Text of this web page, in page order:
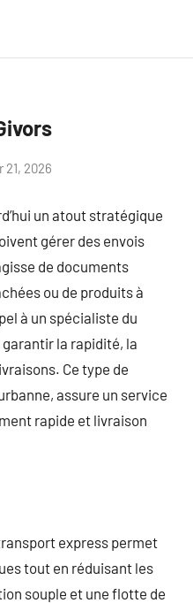
21, 2026
un atout stratégique
gérer des envois
de documents
ou de produits à
à un spécialiste du
la rapidité, la
Ce type de
assure un service
rapide et livraison
express permet
tout en réduisant les
souple et une flotte de